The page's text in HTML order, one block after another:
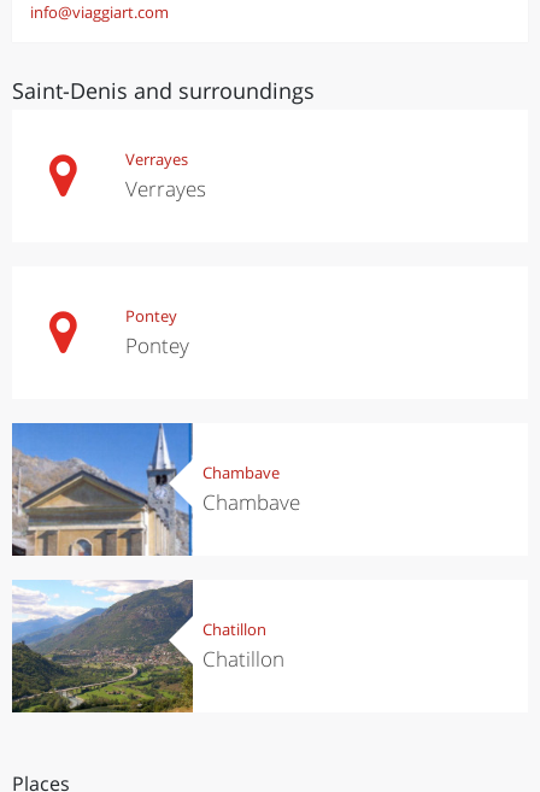
info@viaggiart.com
Saint-Denis and surroundings
Verrayes
Verrayes
Pontey
Pontey
Chambave
Chambave
Chatillon
Chatillon
Places